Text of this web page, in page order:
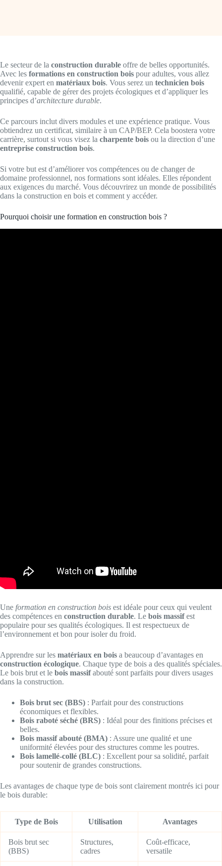
Le secteur de la construction durable offre de belles opportunités.
Avec les formations en construction bois pour adultes, vous allez
devenir expert en matériaux bois. Vous serez un technicien bois
qualifié, capable de gérer des projets écologiques et d’appliquer les
principes d’architecture durable.
Ce parcours inclut divers modules et une expérience pratique. Vous
obtiendrez un certificat, similaire à un CAP/BEP. Cela boostera votre
carrière, surtout si vous visez la charpente bois ou la direction d’une
entreprise construction bois.
Si votre but est d’améliorer vos compétences ou de changer de
domaine professionnel, nos formations sont idéales. Elles répondent
aux exigences du marché. Vous découvrirez un monde de possibilités
dans la construction en bois et comment y accéder.
Pourquoi choisir une formation en construction bois ?
Une formation en construction bois est idéale pour ceux qui veulent
des compétences en construction durable. Le bois massifest
populaire pour ses qualités écologiques. Il est respectueux de
l’environnement et bon pour isoler du froid.
Apprendre sur les matériaux en bois a beaucoup d’avantages en
construction écologique. Chaque type de bois a des qualités spéciales.
Le bois brut et le bois massifabouté sont parfaits pour divers usages
dans la construction.
Bois brut sec (BBS) : Parfait pour des constructions
économiques et flexibles.
Bois raboté séché (BRS) : Idéal pour des finitions précises et
belles.
Bois massif abouté (BMA) : Assure une qualité et une
uniformité élevées pour des structures comme les poutres.
Bois lamellé-collé (BLC) : Excellent pour sa solidité, parfait
pour soutenir de grandes constructions.
Les avantages de chaque type de bois sont clairement montrés ici pour
le bois durable:
Type de Bois Utilisation Avantages
Bois brut sec
(BBS)
Structures,
cadres
Coût-efficace,
versatile